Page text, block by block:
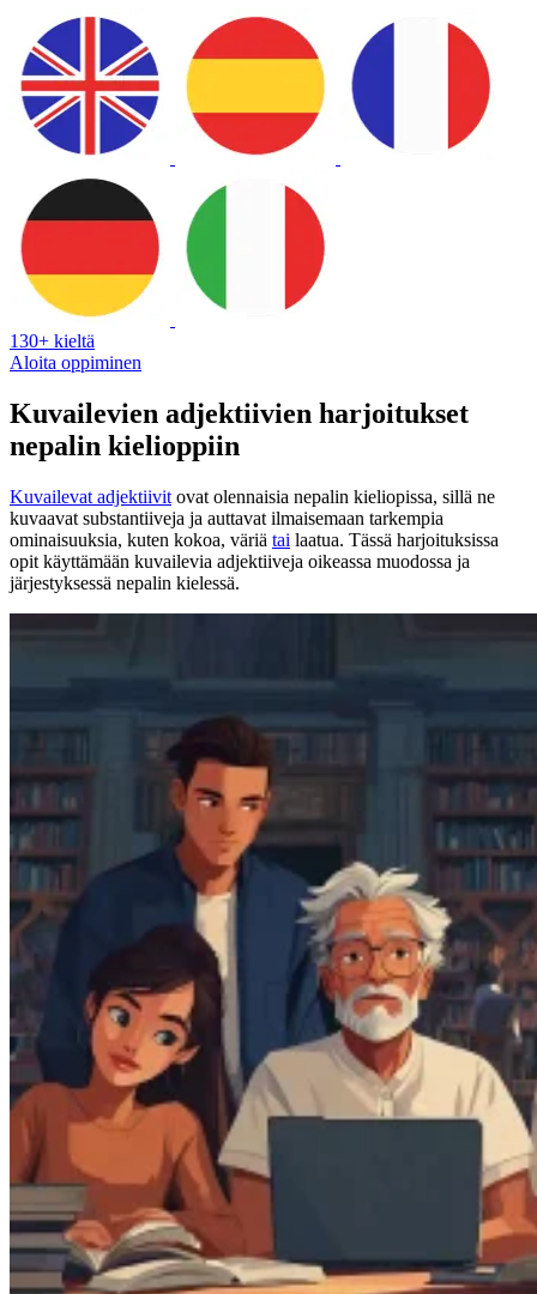
130+ kieltä
Aloita oppiminen
Kuvailevien adjektiivien harjoitukset
nepalin kielioppiin
Kuvailevat adjektiivit ovat olennaisia nepalin kieliopissa, sillä ne
kuvaavat substantiiveja ja auttavat ilmaisemaan tarkempia
ominaisuuksia, kuten kokoa, väriä tai laatua. Tässä harjoituksissa
opit käyttämään kuvailevia adjektiiveja oikeassa muodossa ja
järjestyksessä nepalin kielessä.